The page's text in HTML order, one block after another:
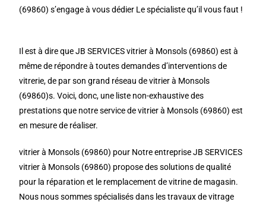
(69860) s’engage à vous dédier Le spécialiste qu’il vous faut !
Il est à dire que JB SERVICES vitrier à Monsols (69860) est à
même de répondre à toutes demandes d’interventions de
vitrerie, de par son grand réseau de vitrier à Monsols
(69860)s. Voici, donc, une liste non-exhaustive des
prestations que notre service de vitrier à Monsols (69860) est
en mesure de réaliser.
vitrier à Monsols (69860) pour Notre entreprise JB SERVICES
vitrier à Monsols (69860) propose des solutions de qualité
pour la réparation et le remplacement de vitrine de magasin.
Nous nous sommes spécialisés dans les travaux de vitrage